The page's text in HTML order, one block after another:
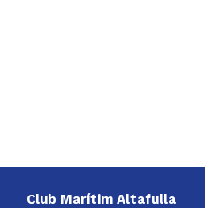
Club Marítim Altafulla